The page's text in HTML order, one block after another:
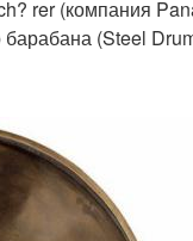
rer (компания
барабана (Steel